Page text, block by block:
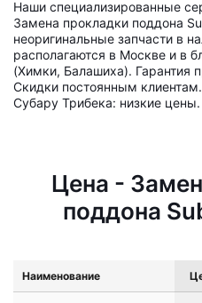
Наши специализированные
Замена прокладки поддона
неоригинальные запчасти в
располагаются в Москве и в
(Химки, Балашиха). Гарантия
Скидки постоянным
Субару Трибека: низкие цены.
Цена -
поддона
Наименование